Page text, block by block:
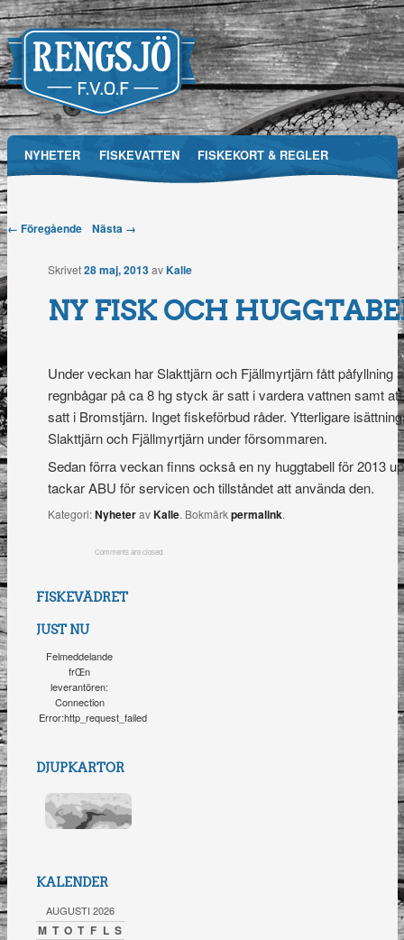
Main menu
Skip
NYHETER FISKEVATTEN FISKEKORT & REGLER
Fiskevårdsområdesförening
Post navigation
← Föregående Nästa →
NY FISK OCH
Skrivet28 maj, 2013 avKalle
Under veckan har Slakttjärn och Fjällmyrtjärn fått påfyllning
regnbågar på ca 8 hg styck är satt i vardera vattnen samt
satt i Bromstjärn. Inget fiskeförbud råder. Ytterligare
Slakttjärn och Fjällmyrtjärn under försommaren.
Sedan förra veckan finns också en ny huggtabell för 2013
tackar ABU för servicen och tillståndet att använda den.
Kategori:NyheteravKalle. Bokmärkpermalink.
Comments are closed.
FISKEVÄDRET
JUST NU
Felmeddelande
frŒn
leverantören:
Connection
Error:http_request_failed
DJUPKARTOR
KALENDER
AUGUSTI 2026
M T O T F L S